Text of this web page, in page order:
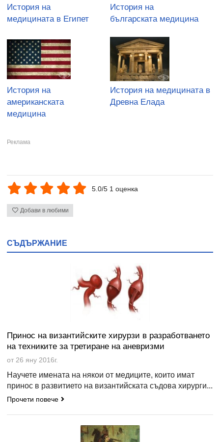
История на
медицината в Египет
История на
българската медицина
История на
американската
медицина
История на медицината в
Древна Елада
5.0/5 1 оценка
Добави в любими
СЪДЪРЖАНИЕ
Принос на византийските хирурзи в разработването
на техниките за третиране на аневризми
от 26 яну 2016г.
Научете имената на някои от медиците, които имат
принос в развитието на византийската съдова хирурги...
Прочети повече